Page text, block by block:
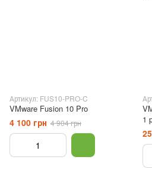
Артикул: FUS10-PRO-C
VMware Fusion 10 Pro
4 100 грн 4 904 грн
1